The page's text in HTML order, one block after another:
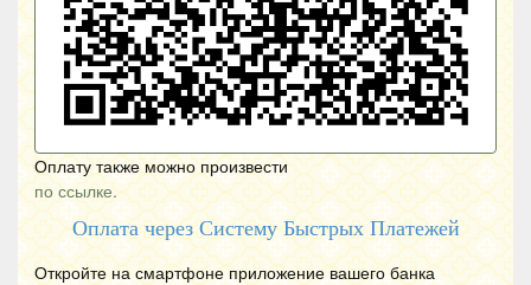
Оплату также можно произвести
по ссылке.
Оплата через Систему Быстрых Платежей
Откройте на смартфоне приложение вашего банка